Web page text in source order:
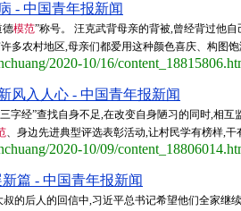
- 中国青年报新闻
德模范”称号。 汪克武背母亲的背被,曾经背过他
多农村地区,母亲们都爱用这种颜色喜庆、构图
2020-10/16/
风入人心 - 中国青年报新闻
字经”查找自身不足,在改变自身陋习的同时,相
、身边先进典型评选表彰活动,让村民学有榜样,
2020-10/09/
篇 - 中国青年报新闻
叔的后人的回信中,习近平总书记希望他们全家